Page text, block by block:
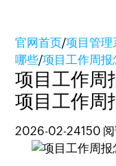
官网首页/项目管
哪些/项目工作周
项目工作周
项目工作周
2026-02-24150